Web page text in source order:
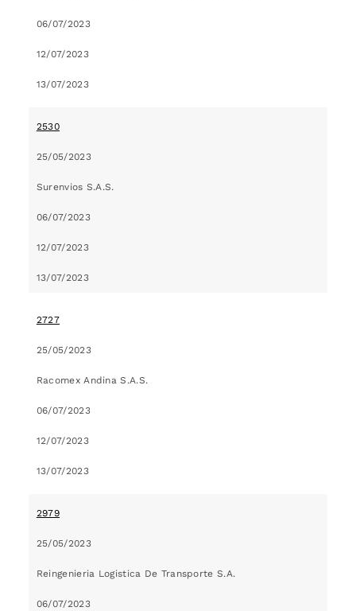
06/07/2023
12/07/2023
13/07/2023
2530
25/05/2023
Surenvios S.A.S.
06/07/2023
12/07/2023
13/07/2023
2727
25/05/2023
Racomex Andina S.A.S.
06/07/2023
12/07/2023
13/07/2023
2979
25/05/2023
Reingenieria Logistica De Transporte S.A.
06/07/2023